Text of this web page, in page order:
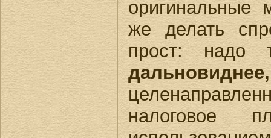
оригинальные
же делать
прост:
налоговое